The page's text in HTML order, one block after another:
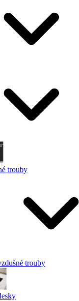
trouby
trouby